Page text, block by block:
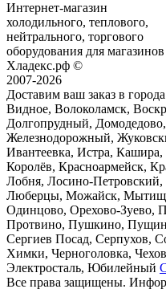
Интернет-магазин
холодильного, теплового,
нейтрального, торгового
оборудования для магазинов
Хладекс.рф ©
2007-2026
Доставим ваш заказ в
Видное, Волоколамск,
Долгопрудный,
Железнодорожный,
Ивантеевка, Истра,
Королёв, Красноармейск,
Лобня, Лосино-
Люберцы, Можайск,
Одинцово, Орехово-Зуево,
Протвино, Пушкино,
Сергиев Посад, Серпухов,
Химки, Черноголовка,
Электросталь, Юбилейный
Все права защищены.